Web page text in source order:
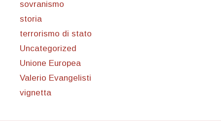
sovranismo
storia
terrorismo di stato
Uncategorized
Unione Europea
Valerio Evangelisti
vignetta